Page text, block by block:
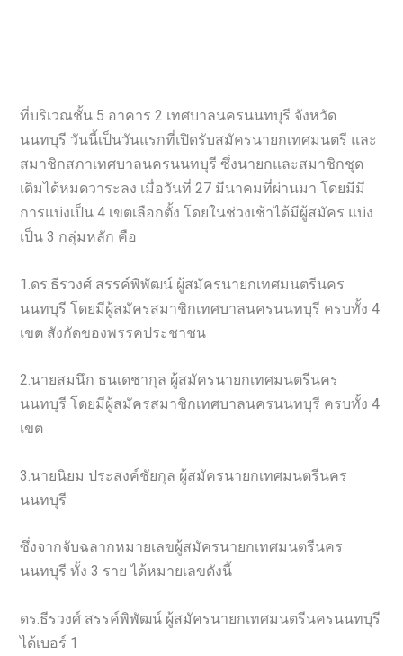
ที่บริเวณชั้น 5 อาคาร 2 เทศบาลนครนนทบุรี จังหวัด
นนทบุรี วันนี้เป็นวันแรกที่เปิดรับสมัครนายกเทศมนตรี และ
สมาชิกสภาเทศบาลนครนนทบุรี ซึ่งนายกและสมาชิกชุด
เดิมได้หมดวาระลง เมื่อวันที่ 27 มีนาคมที่ผ่านมา โดยมีมี
การแบ่งเป็น 4 เขตเลือกตั้ง โดยในช่วงเช้าได้มีผู้สมัคร แบ่ง
เป็น 3 กลุ่มหลัก คือ
1.ดร.ธีรวงศ์ สรรค์พิพัฒน์ ผู้สมัครนายกเทศมนตรีนคร
นนทบุรี โดยมีผู้สมัครสมาชิกเทศบาลนครนนทบุรี ครบทั้ง 4
เขต สังกัดของพรรคประชาชน
2.นายสมนึก ธนเดชากุล ผู้สมัครนายกเทศมนตรีนคร
นนทบุรี โดยมีผู้สมัครสมาชิกเทศบาลนครนนทบุรี ครบทั้ง 4
เขต
3.นายนิยม ประสงค์ชัยกุล ผู้สมัครนายกเทศมนตรีนคร
นนทบุรี
ซึ่งจากจับฉลากหมายเลขผู้สมัครนายกเทศมนตรีนคร
นนทบุรี ทั้ง 3 ราย ได้หมายเลขดังนี้
ดร.ธีรวงศ์ สรรค์พิพัฒน์ ผู้สมัครนายกเทศมนตรีนครนนทบุรี
ได้เบอร์ 1